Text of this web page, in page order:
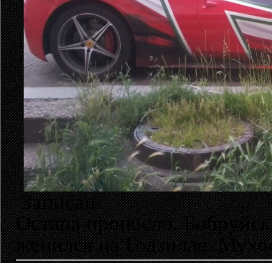
Записан
Остапа пронесло.
женился на Годзилле.